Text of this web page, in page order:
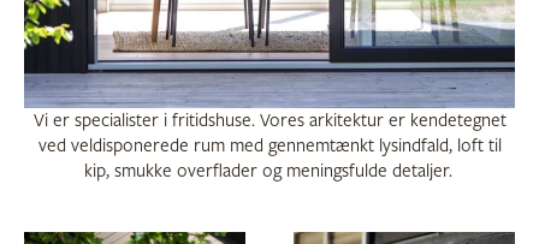
Vi er specialister i fritidshuse. Vores arkitektur er kendetegnet
ved veldisponerede rum med gennemtænkt lysindfald, loft til
kip, smukke overflader og meningsfulde detaljer.